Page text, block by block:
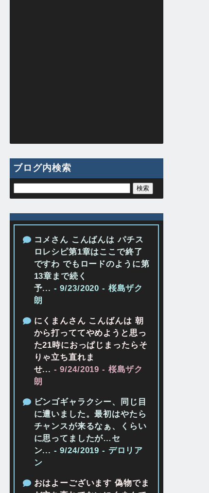
ブログ内検索
コメさん こんばんは パチス
ロレシピ第1章はここで終了
ですわ でもロードのように第
13章まで続く
予... - 9/23/2020 - 桜島ザク
朗
にくまんさん こんばんは 朝
から打っててやめようと思っ
た21時におっぱじまったらそ
りゃ立ち直れま
せ... - 9/24/2019 - 桜島ザク
朗
ビンゴギャラクシー、同じ目
に遭いました。最初はやたら
チャンスが来るなぁ、くらい
に思ってましたが…セ
ン... - 9/24/2019 - デロリア
ン
おはよーございます 偽物でま